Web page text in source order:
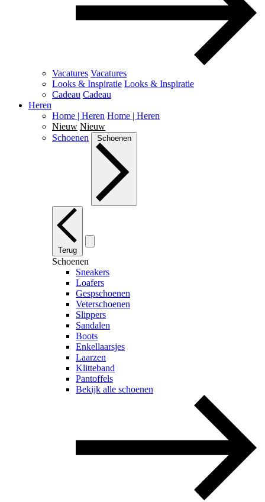
Vacatures Vacatures
Looks & Inspiratie Looks & Inspiratie
Cadeau Cadeau
Heren
Home | Heren Home | Heren
Nieuw Nieuw
Schoenen
Schoenen
Terug
Schoenen
Sneakers
Loafers
Gespschoenen
Veterschoenen
Slippers
Sandalen
Boots
Enkellaarsjes
Laarzen
Klitteband
Pantoffels
Bekijk alle schoenen